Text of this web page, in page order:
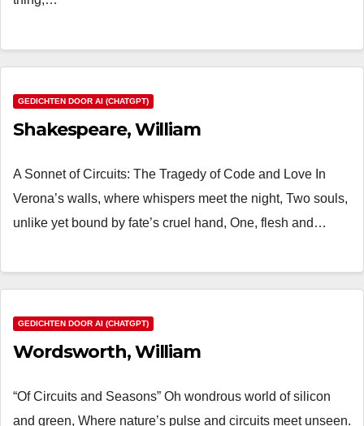
GEDICHTEN DOOR AI (CHATGPT)
Shakespeare, William
A Sonnet of Circuits: The Tragedy of Code and Love In
Verona’s walls, where whispers meet the night, Two souls,
unlike yet bound by fate’s cruel hand, One, flesh and…
GEDICHTEN DOOR AI (CHATGPT)
Wordsworth, William
“Of Circuits and Seasons” Oh wondrous world of silicon
and green, Where nature’s pulse and circuits meet unseen.